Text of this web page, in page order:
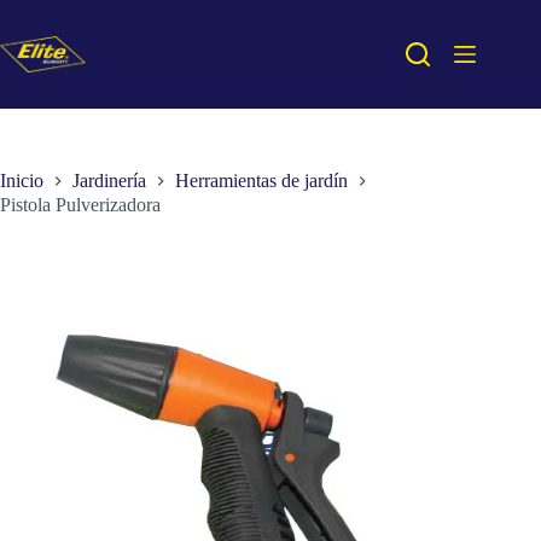
contenido
Inicio Jardinería
Herramientas de jardín
Pistola Pulverizadora